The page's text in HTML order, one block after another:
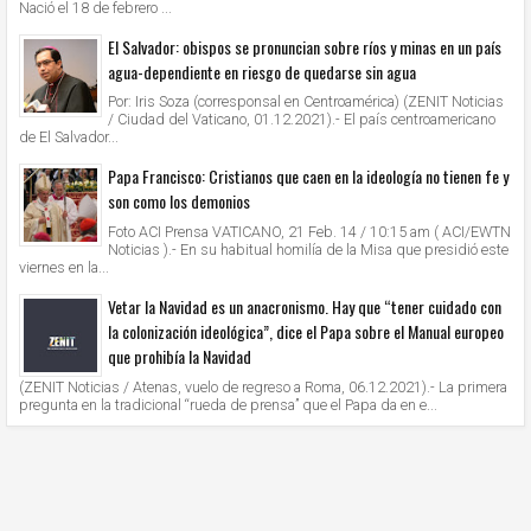
Nació el 18 de febrero ...
El Salvador: obispos se pronuncian sobre ríos y minas en un país
agua-dependiente en riesgo de quedarse sin agua
Por: Iris Soza (corresponsal en Centroamérica) (ZENIT Noticias
/ Ciudad del Vaticano, 01.12.2021).- El país centroamericano
de El Salvador...
Papa Francisco: Cristianos que caen en la ideología no tienen fe y
son como los demonios
Foto ACI Prensa VATICANO, 21 Feb. 14 / 10:15 am ( ACI/EWTN
Noticias ).- En su habitual homilía de la Misa que presidió este
viernes en la...
Vetar la Navidad es un anacronismo. Hay que “tener cuidado con
la colonización ideológica”, dice el Papa sobre el Manual europeo
que prohibía la Navidad
(ZENIT Noticias / Atenas, vuelo de regreso a Roma, 06.12.2021).- La primera
pregunta en la tradicional “rueda de prensa” que el Papa da en e...